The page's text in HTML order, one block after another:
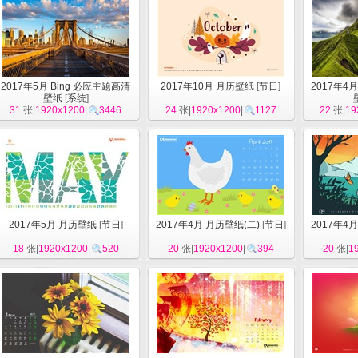
2017年5月 Bing 必应主题高清
壁纸[系统]
31 张| 1920x1200 3446
2017年10月 月历壁纸 [节日 ]
24张| 1920x1200| 1127
2017年4
22 张|
2017年5月 月历壁纸[节日 ]
18张| 1920x1200| 520
2017年4月 月历壁纸(二)[节日 ]
20张| 1920x1200| 394
2017年4
20张|